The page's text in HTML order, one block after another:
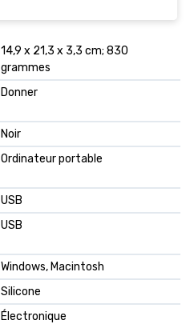
‎14,9 x 21,3 x 3,3 cm; 830
grammes
‎Donner
‎Noir
‎Ordinateur portable
‎USB
‎USB
‎Windows, Macintosh
‎Silicone
‎Électronique